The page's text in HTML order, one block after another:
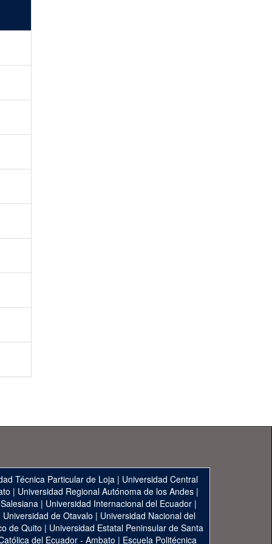
Técnica Particular de Loja | Universidad Central
| Universidad Regional Autónoma de los Andes|
| Universidad Internacional del Ecuador|
Universidad de Otavalo | Universidad Nacional del
de Quito | Universidad Estatal Peninsular de Santa
del Ecuador - Ambato | Escuela Politécnica